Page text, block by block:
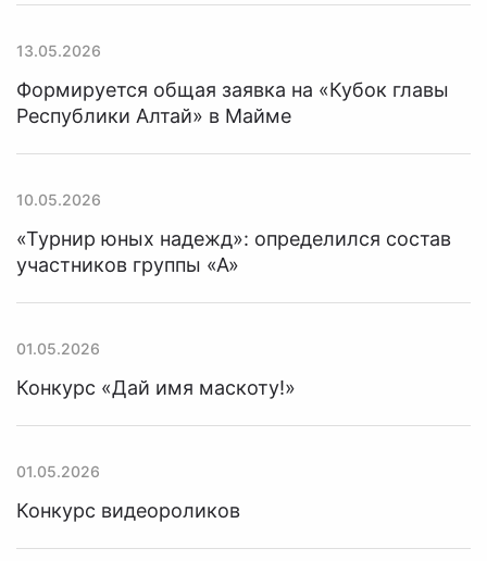
13.05.2026
Формируется общая заявка на «Кубок главы
Республики Алтай» в Майме
10.05.2026
«Турнир юных надежд»: определился состав
участников группы «А»
01.05.2026
Конкурс «Дай имя маскоту!»
01.05.2026
Конкурс видеороликов